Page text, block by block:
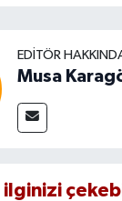
EDITÖR
Musa
ilginizi